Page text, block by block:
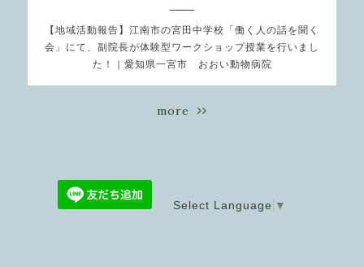
【地域活動報告】江南市の宮田中学校「働く人の話を聞く
会」にて、副院長が体験型ワークショップ授業を行いまし
た！｜愛知県一宮市 おおい動物病院
more
Select Language ▼